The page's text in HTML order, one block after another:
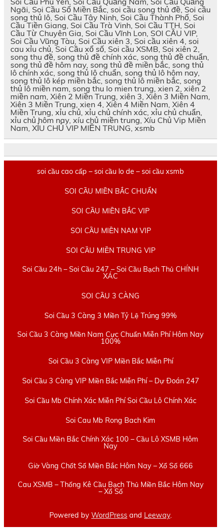
Ngãi, Soi Cầu Số Miền Bắc, soi cầu song thủ đề, Soi cầu
song thủ lô, Soi Cầu Tây Ninh, Soi Cầu Thành Phố, Soi
Cầu Tiền Giang, Soi Cầu Trà Vinh, Soi Cầu TTH, Soi
Cầu Từ Chuyên Gia, Soi Cầu Vĩnh Lon, SOI CẦU VIP,
Soi Cầu Vũng Tàu, Soi Cầu xiên 3, Soi cầu xiên 4, soi
cau xỉu chủ, Soi Cầu xổ số, Soi cầu XSMB, Soi xiên 2,
song thu đề, song thủ đề chính xác, song thủ đề chuẩn,
song thủ đề hôm nay, song thủ đề miền bắc, song thủ
lô chính xác, song thủ lô chuẩn, song thủ lô hôm nay,
song thủ lô kép miền bắc, song thủ lô miền bắc, song
thủ lô miền nam, song thu lo mien trung, xien 2, xiên 2
miền nam, Xiên 2 Miền Trung, xiên 3, Xiên 3 Miền Nam,
Xiên 3 Miền Trung, xien 4, Xiên 4 Miền Nam, Xiên 4
Miền Trung, xỉu chủ, xỉu chủ chính xác, xỉu chủ chuẩn,
xỉu chủ hôm nay, xíu chủ miền trung, Xíu Chủ Vip Miền
Nam, XỈU CHỦ VIP MIỀN TRUNG, xsmb
soi cầu cao cấp – soi cầu lo de – soi cầu xsmb
SOI CẦU MIỀN BẮC CHUẨN
SOI CẦU MIỀN BẮC VIP
SOI CẦU MIỀN NAM VIP
SOI CẦU MIỀN TRUNG VIP
Soi Cầu 24h – Soi Cầu 247 – Soi Cầu Bạch Thủ CHÍNH
XÁC
SOI CẦU 3 CÀNG
Soi Cầu 3 Càng 3 Miền Tỷ Lệ Trúng 99%
Soi Cầu 3 Càng Miền Nam Cực Chuẩn Miễn Phí Hôm Nay
100%
Soi Cầu 3 Càng VIP Miền Bắc Miễn Phí
Soi Cầu 3 Càng VIP Miền Bắc Miễn Phí – Dự Đoán 247
Soi Cầu Mb Chính Xác Miễn Phí Soi Cầu Lô Chính Xác
Soi Cau Mb Rong Bach Kim
Soi Cầu Miền Bắc Chính Xác 100 – Cầu Lô XSMB Hôm
Nay
Giờ Vàng Chốt Số Miền Bắc Hôm Nay – Xổ Số 666
Cau XSMB – Thống Kê Cầu Bạch Thủ Miền Bắc Hôm Nay
– Xổ Số
Powered by WordPress and Leeway.